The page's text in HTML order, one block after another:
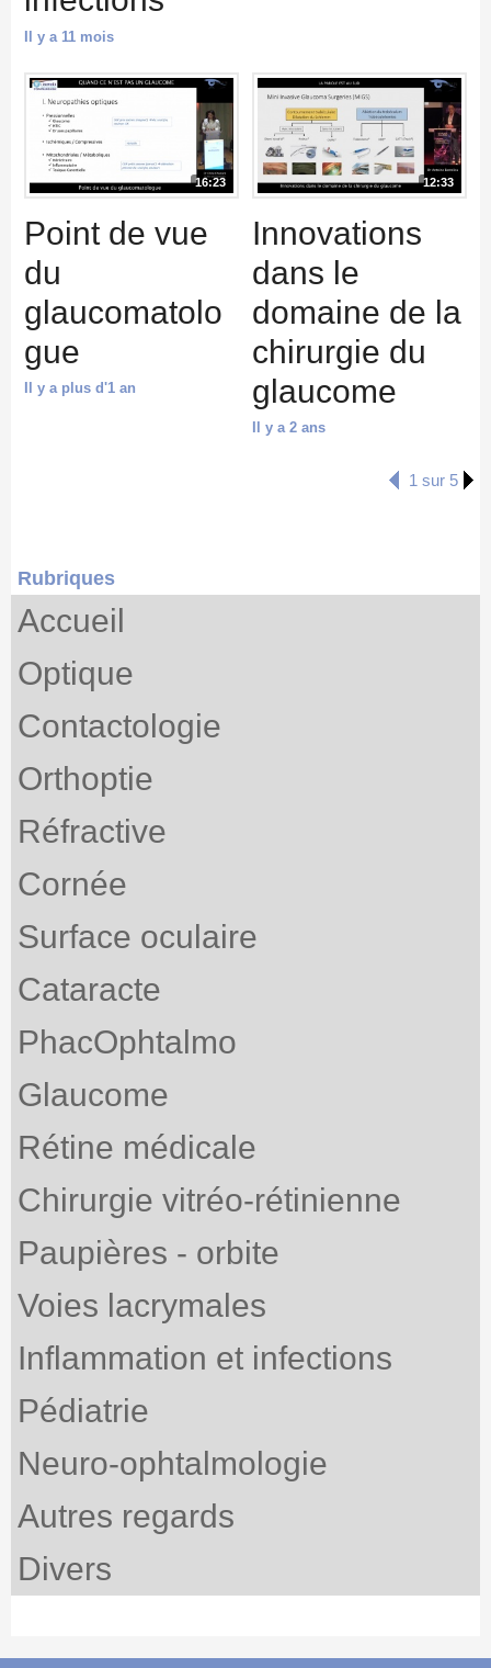
Il y a 11 mois
16:23
Point de vue
du
glaucomatolo
gue
Il y a plus d'1 an
12:33
Innovations
dans le
domaine de la
chirurgie du
glaucome
Il y a 2 ans
1 sur 5
Rubriques
Accueil
Optique
Contactologie
Orthoptie
Réfractive
Cornée
Surface oculaire
Cataracte
PhacOphtalmo
Glaucome
Rétine médicale
Chirurgie vitréo-rétinienne
Paupières - orbite
Voies lacrymales
Inflammation et infections
Pédiatrie
Neuro-ophtalmologie
Autres regards
Divers